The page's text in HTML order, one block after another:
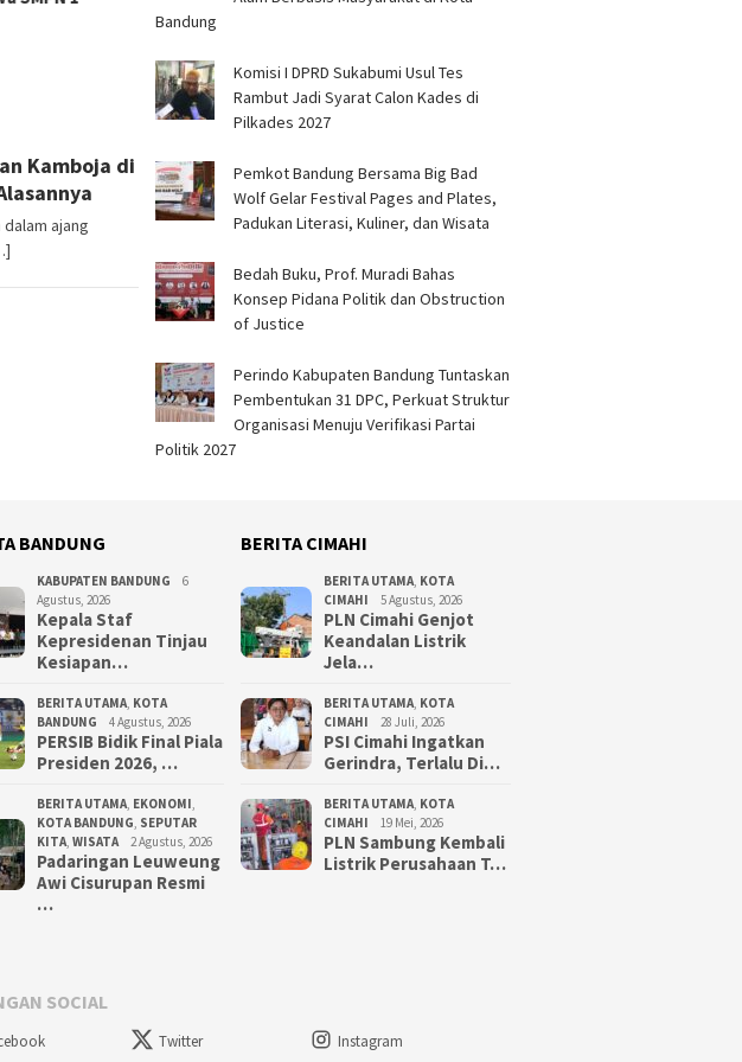
Memfasilitasi Musyawarah
Kamboja di
dalam ajang
Bandung
Komisi I DPRD Sukabumi Usul Tes
Rambut Jadi Syarat Calon Kades di
Pilkades 2027
Pemkot Bandung Bersama Big Bad
Wolf Gelar Festival Pages and Plates,
Padukan Literasi, Kuliner, dan Wisata
Bedah Buku, Prof. Muradi Bahas
Konsep Pidana Politik dan Obstruction
of Justice
Perindo Kabupaten Bandung Tuntaskan
Pembentukan 31 DPC, Perkuat Struktur
Organisasi Menuju Verifikasi Partai
Politik 2027
BANDUNG
KABUPATEN BANDUNG
6
Agustus, 2026
Kepala Staf
Kepresidenan Tinjau
Kesiapan…
BERITA UTAMA, KOTA
BANDUNG
4 Agustus, 2026
PERSIB Bidik Final Piala
Presiden 2026, …
BERITA UTAMA, EKONOMI,
KOTA BANDUNG, SEPUTAR
KITA, WISATA 2 Agustus, 2026
Padaringan Leuweung
Awi Cisurupan Resmi
…
BERITA CIMAHI
BERITA UTAMA, KOTA
CIMAHI
5 Agustus, 2026
PLN Cimahi Genjot
Keandalan Listrik
Jela…
BERITA UTAMA, KOTA
CIMAHI
28 Juli, 2026
PSI Cimahi Ingatkan
Gerindra, Terlalu Di…
BERITA UTAMA, KOTA
CIMAHI
19 Mei, 2026
PLN Sambung Kembali
Listrik Perusahaan T…
SOCIAL
Twitter Instagram